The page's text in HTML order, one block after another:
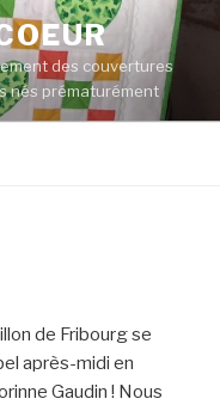
des couvertures
nés prématurément
de Fribourg se
après-midi en
Gaudin ! Nous